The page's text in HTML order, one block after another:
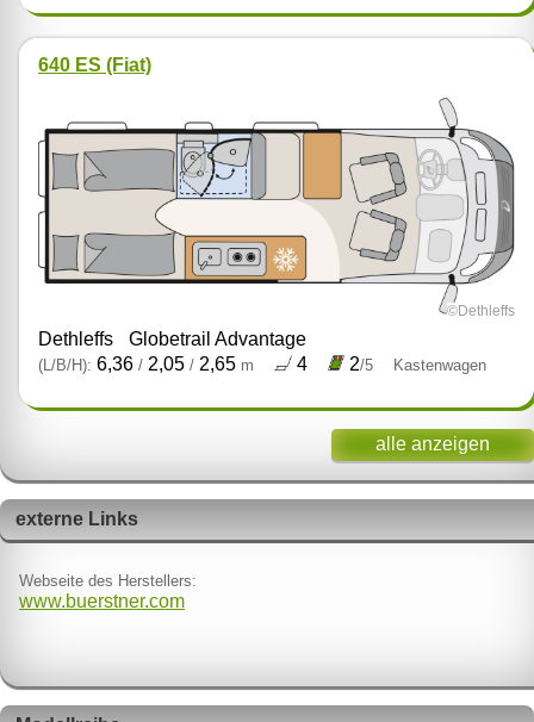
640 ES (Fiat)
©Dethleffs
Dethleffs Globetrail Advantage
(L/B/H): 6,36 / 2,05 / 2,65 m 4 2/5 Kastenwagen
alle anzeigen
externe Links
Webseite des Herstellers:
www.buerstner.com